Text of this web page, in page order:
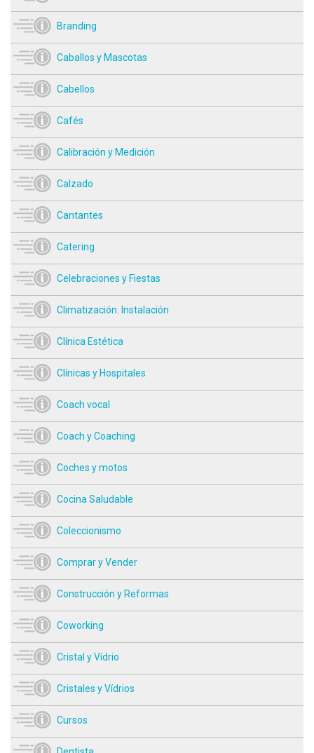
Branding
Caballos y Mascotas
Cabellos
Cafés
Calibración y Medición
Calzado
Cantantes
Catering
Celebraciones y Fiestas
Climatización. Instalación
Clínica Estética
Clínicas y Hospitales
Coach vocal
Coach y Coaching
Coches y motos
Cocina Saludable
Coleccionismo
Comprar y Vender
Construcción y Reformas
Coworking
Cristal y Vídrio
Cristales y Vídrios
Cursos